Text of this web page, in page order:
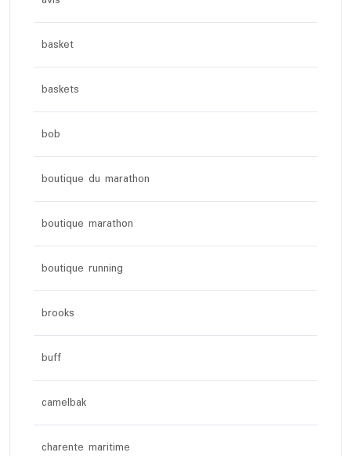
basket
baskets
bob
boutique du marathon
boutique marathon
boutique running
brooks
buff
camelbak
charente maritime